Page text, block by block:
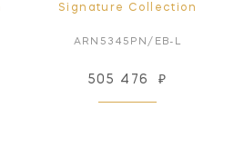
Signature Collection
ARN5345PN/EB-L
505 476 ₽